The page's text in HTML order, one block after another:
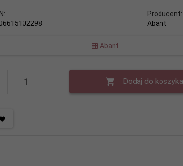
Producent:
Abant
Abant
Dodaj do koszyka